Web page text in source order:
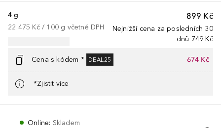
899 Kč
Nejnižší cena za posledních 30
dnů 749 Kč
4 g
22 475 Kč / 100 g včetně DPH
Cena s kódem * DEAL25 674 Kč
*Zjistit více
Online: Skladem